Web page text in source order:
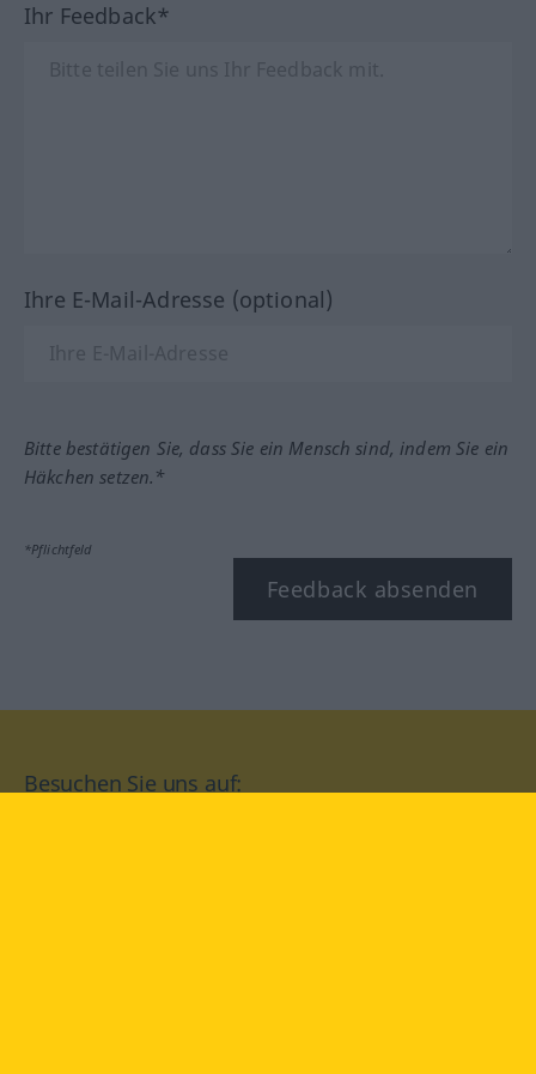
Ihr Feedback*
Ihre E-Mail-Adresse (optional)
Bitte bestätigen Sie, dass Sie ein Mensch sind, indem Sie ein
Häkchen setzen.*
*Pflichtfeld
Feedback absenden
Besuchen Sie uns auf: